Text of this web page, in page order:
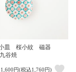
小皿 桜小紋 磁器
谷焼
1,600円(税込1,760円)